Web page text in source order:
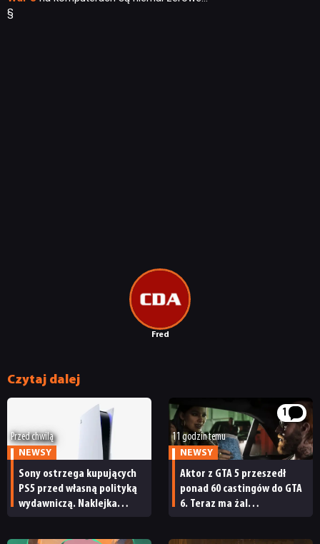
Fred
§
Czytaj dalej
Przed chwilą
NEWSY
Sony ostrzega kupujących
PS5 przed własną polityką
wydawniczą. Naklejka
1
11 godzin temu
NEWSY
Aktor z GTA 5 przeszedł
ponad 60 castingów do GTA
6. Teraz ma żal